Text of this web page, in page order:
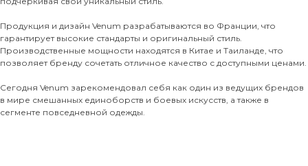
Продукция и дизайн Venum разрабатываются во Франции, что
гарантирует высокие стандарты и оригинальный стиль.
Производственные мощности находятся в Китае и Таиланде, что
позволяет бренду сочетать отличное качество с доступными ценами.
Сегодня Venum зарекомендовал себя как один из ведущих брендов
в мире смешанных единоборств и боевых искусств, а также в
сегменте повседневной одежды.